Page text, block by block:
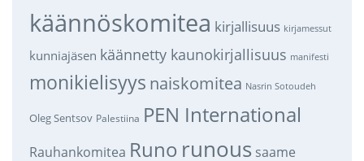
käännöskomitea kirjallisuus kirjamessut
kunniajäsen käännetty kaunokirjallisuus manifesti
monikielisyys naiskomitea Nasrin Sotoudeh
Oleg Sentsov Palestiina PEN International
Rauhankomitea Runo runous saame